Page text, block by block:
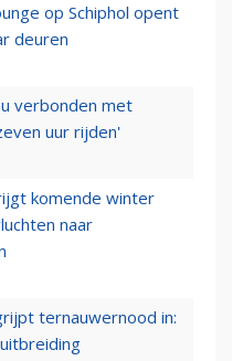
op Schiphol opent
deuren
verbonden met
uur rijden'
komende winter
naar
ternauwernood in: